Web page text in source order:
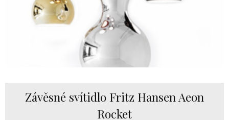
Závěsné svítidlo Fritz Hansen Aeon
Rocket